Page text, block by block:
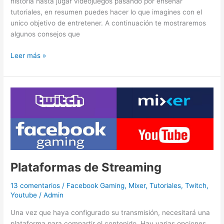
tutoriales, en resumen puedes hacer lo que imagines con el
unico objetivo de entretener. A continuación te mostraremos
algunos consejos que
Leer más »
Plataformas de Streaming
13 comentarios / Facebook Gaming, Mixer,Tutoriales,Twitch,
Youtube /Admin
Una vez que haya configurado su transmisión, necesitará una